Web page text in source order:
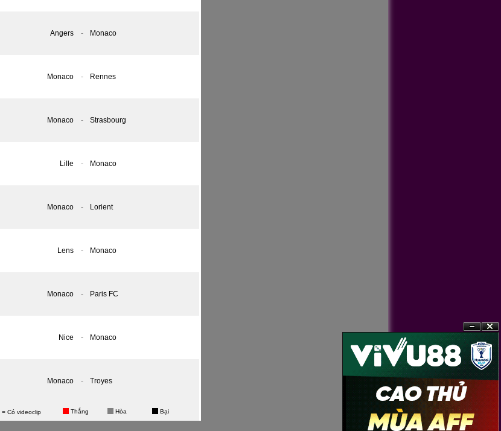
Angers - Monaco
Monaco - Rennes
Monaco - Strasbourg
Lille - Monaco
Monaco - Lorient
Lens - Monaco
Monaco - Paris FC
Nice - Monaco
Monaco - Troyes
= Có videoclip Thắng Hòa Bại
?n